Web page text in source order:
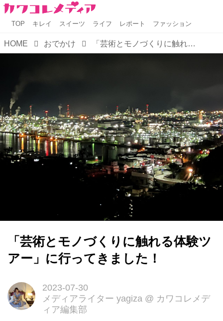
TOP キレイ スイーツ ライフ レポート ファッション
HOME おでかけ 「芸術とモノづくりに触れる体験ツアー」に行ってきました！
「芸術とモノづくりに触れる体験ツ
アー」に行ってきました！
2023-07-30
メディアライター yagiza @ カワコレメデ
ィア編集部